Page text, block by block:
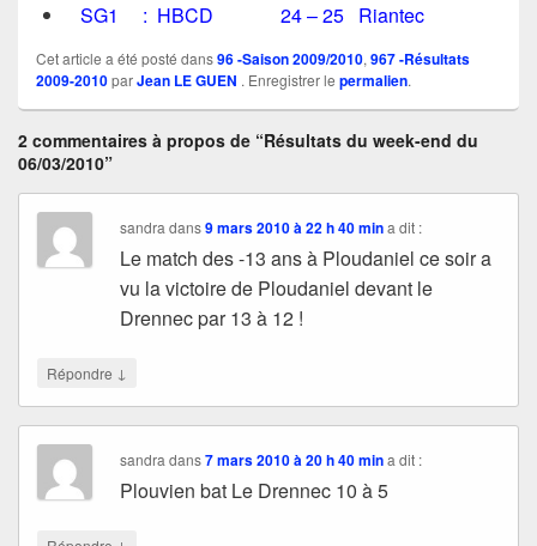
SG1 : HBCD 24 – 25 Riantec
Cet article a été posté dans96 -Saison 2009/2010,967 -Résultats
2009-2010parJean LE GUEN . Enregistrer le permalien.
2 commentaires à propos de “Résultats du week-end du
06/03/2010”
sandradans9 mars 2010 à 22 h 40 min a dit :
Le match des -13 ans à Ploudaniel ce soir a
vu la victoire de Ploudaniel devant le
Drennec par 13 à 12 !
Répondre ↓
sandradans7 mars 2010 à 20 h 40 min a dit :
Plouvien bat Le Drennec 10 à 5